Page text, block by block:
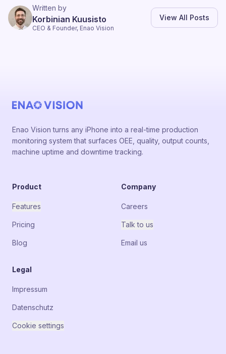
Written by
Korbinian Kuusisto
CEO & Founder, Enao Vision
View All Posts
Enao Vision turns any iPhone into a real-time production
monitoring system that surfaces OEE, quality, output counts,
machine uptime and downtime tracking.
Product
Features
Pricing
Blog
Company
Careers
Talk to us
Email us
Legal
Impressum
Datenschutz
Cookie settings